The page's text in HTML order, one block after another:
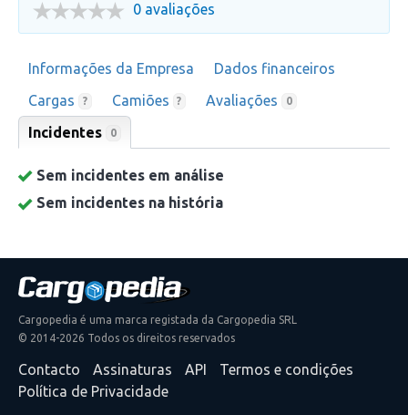
0 avaliações
Informações da Empresa
Dados financeiros
Cargas
? Camiões ? Avaliações 0
Incidentes 0
Sem incidentes em análise
Sem incidentes na história
Cargopedia é uma marca registada da Cargopedia SRL
© 2014-2026 Todos os direitos reservados
Contacto Assinaturas API
Termos e condições
Política de Privacidade